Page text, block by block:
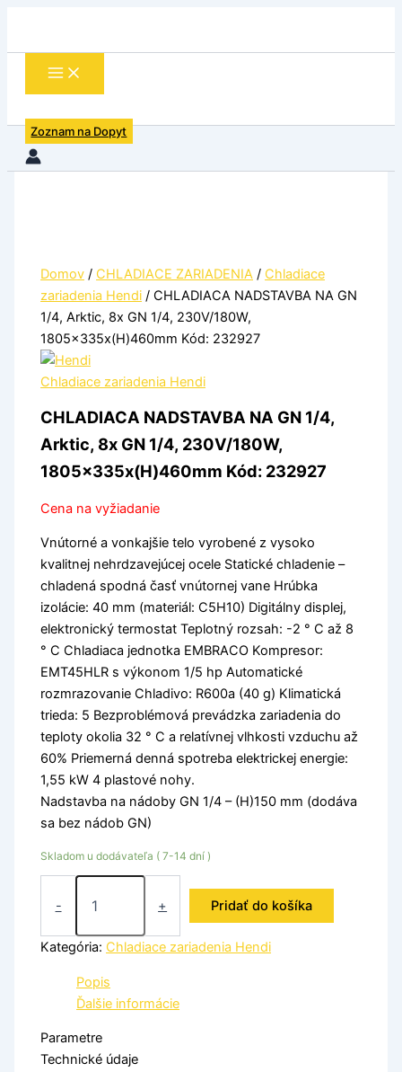
obsah
Zoznam na Dopyt
Domov / CHLADIACE ZARIADENIA / Chladiace
zariadenia Hendi / CHLADIACA NADSTAVBA NA GN
1/4, Arktic, 8x GN 1/4, 230V/180W,
1805x335x(H)460mm Kód: 232927
Chladiace zariadenia Hendi
CHLADIACA NADSTAVBA NA GN 1/4,
Arktic, 8x GN 1/4, 230V/180W,
1805x335x(H)460mm Kód: 232927
Cena na vyžiadanie
Vnútorné a vonkajšie telo vyrobené z vysoko
kvalitnej nehrdzavejúcej ocele Statické chladenie –
chladená spodná časť vnútornej vane Hrúbka
izolácie: 40 mm (materiál: C5H10) Digitálny displej,
elektronický termostat Teplotný rozsah: -2 ° C až 8
° C Chladiaca jednotka EMBRACO Kompresor:
EMT45HLR s výkonom 1/5 hp Automatické
rozmrazovanie Chladivo: R600a (40 g) Klimatická
trieda: 5 Bezproblémová prevádzka zariadenia do
teploty okolia 32 ° C a relatívnej vlhkosti vzduchu až
60% Priemerná denná spotreba elektrickej energie:
1,55 kW 4 plastové nohy.
Nadstavba na nádoby GN 1/4 – (H)150 mm (dodáva
sa bez nádob GN)
Skladom u dodávateľa ( 7-14 dní )
-
GN
1/4,
Arktic,
8x
1/4,
+ Pridať do košíka
Kategória: Chladiace zariadenia Hendi
Popis
Ďalšie informácie
Parametre
Technické údaje